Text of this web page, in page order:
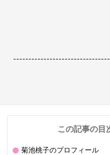
この記事の目
菊池桃子のプロフィール